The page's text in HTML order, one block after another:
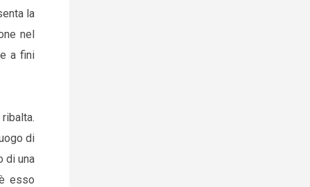
la
nel
a fini
di
di una
esso